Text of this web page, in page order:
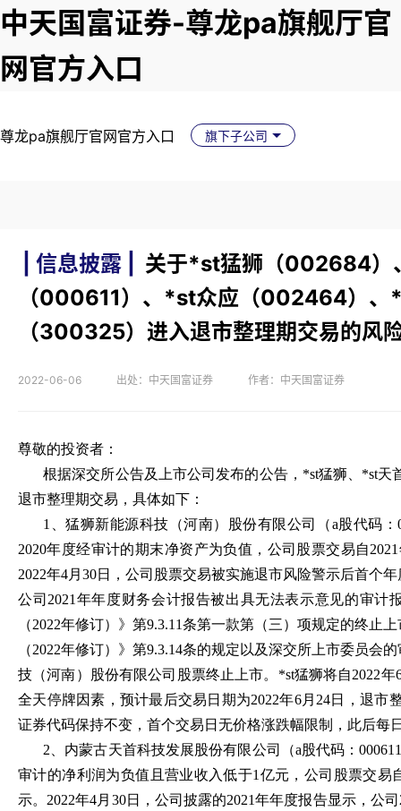
中天国富证券-尊龙pa旗舰厅官
网官方入口
尊龙pa旗舰厅官网官方入口 旗下子公司
| 信息披露 |
关于*st猛狮（002684）
（000611）、*st众应（002464）、
（300325）进入退市整理期交易的风
2022-06-06 出处：中天国富证券 作者：中天国富证券
尊敬的投资者：
根据深交所公告及上市公司发布的公告，*st猛狮、*st天
退市整理期交易，具体如下：
1、猛狮新能源科技（河南）股份有限公司（a股代码
2020年度经审计的期末净资产为负值，公司股票交易自
2022年4月30日，公司股票交易被实施退市风险警示后首个
公司2021年年度财务会计报告被出具无法表示意见的审计
（2022年修订）》第9.3.11条第一款第（三）项规定的终止
（2022年修订）》第9.3.14条的规定以及深交所上市委员会
技（河南）股份有限公司股票终止上市。*st猛狮将自2022
全天停牌因素，预计最后交易日期为2022年6月24日，退市
证券代码保持不变，首个交易日无价格涨跌幅限制，此后每
2、内蒙古天首科技发展股份有限公司（a股代码：
审计的净利润为负值且营业收入低于1亿元，公司股票交易
示。2022年4月30日，公司披露的2021年年度报告显示，公